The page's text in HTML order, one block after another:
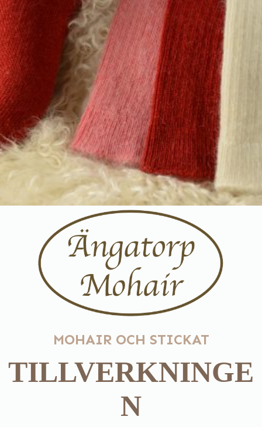
MOHAIR OCH STICKAT
TILLVERKNINGE
N